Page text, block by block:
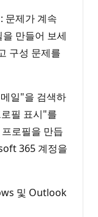
문제가 계속
만들어 보세
구성 문제를
일"을 검색하
필 표시"를
로필을 만듭
365 계정을
및 Outlook